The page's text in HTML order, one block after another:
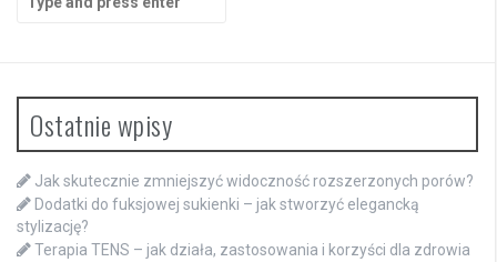
for:
Ostatnie wpisy
Jak skutecznie zmniejszyć widoczność rozszerzonych porów?
Dodatki do fuksjowej sukienki – jak stworzyć elegancką
stylizację?
Terapia TENS – jak działa, zastosowania i korzyści dla zdrowia